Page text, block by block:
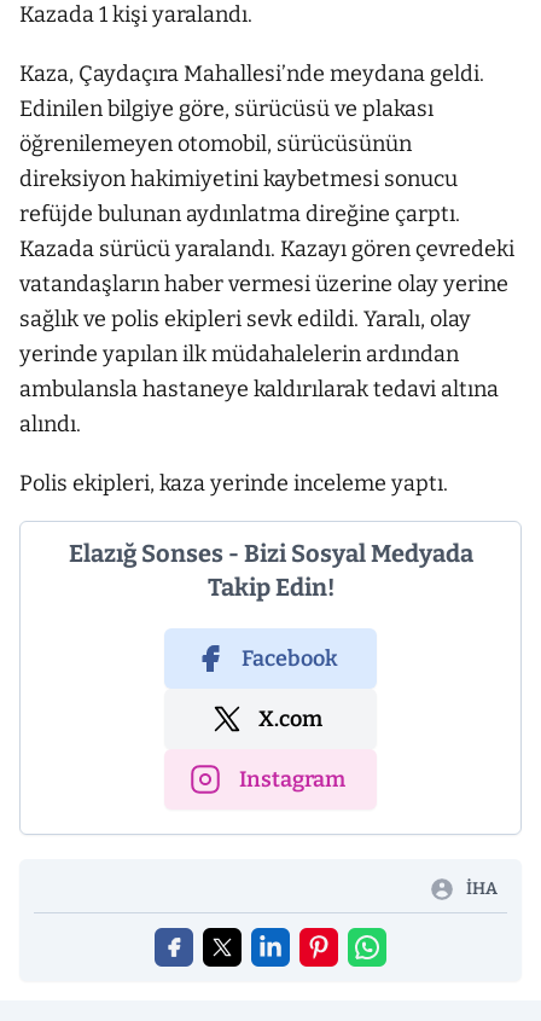
Kazada 1 kişi yaralandı.
Kaza, Çaydaçıra Mahallesi’nde meydana geldi.
Edinilen bilgiye göre, sürücüsü ve plakası
öğrenilemeyen otomobil, sürücüsünün
direksiyon hakimiyetini kaybetmesi sonucu
refüjde bulunan aydınlatma direğine çarptı.
Kazada sürücü yaralandı. Kazayı gören çevredeki
vatandaşların haber vermesi üzerine olay yerine
sağlık ve polis ekipleri sevk edildi. Yaralı, olay
yerinde yapılan ilk müdahalelerin ardından
ambulansla hastaneye kaldırılarak tedavi altına
alındı.
Polis ekipleri, kaza yerinde inceleme yaptı.
Elazığ Sonses - Bizi Sosyal Medyada
Takip Edin!
Facebook
X.com
Instagram
İHA